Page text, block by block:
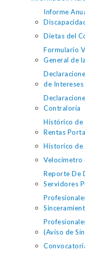
Informe
Dietas del
Formulario
General de
de
Contraloría
Histórico de
Rentas
Historico de
Velocímetro
Reporte De
Servidores
(Aviso de